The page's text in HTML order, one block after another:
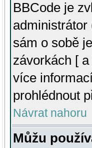
BBCode je
administrátor
sám o sobě
závorkách [
více
prohlédnout
Návrat nahoru
Můžu